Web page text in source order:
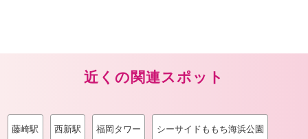
近くの関連スポット
藤崎駅 西新駅 福岡タワー シーサイドももち海浜公園